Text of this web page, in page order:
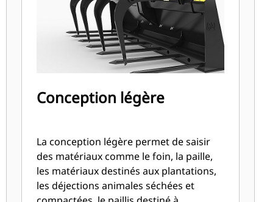
Conception légère
La conception légère permet de saisir
des matériaux comme le foin, la paille,
les matériaux destinés aux plantations,
les déjections animales séchées et